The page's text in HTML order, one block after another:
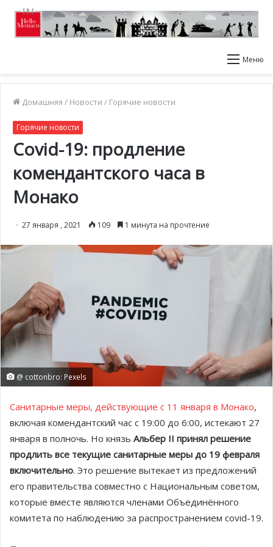
Меню
Домашняя / Новости / Горячие новости
Горячие новости
Covid-19: продление
комендантского часа в
Монако
27 января , 2021 109 1 минута на прочтение
@ cottonbro: Pexels
Санитарные меры, действующие с 11 января в Монако,
включая комендантский час с 19:00 до 6:00, истекают 27
января в полночь. Но князь Альбер II принял решение
продлить все текущие санитарные меры до 19 февраля
включительно. Это решение вытекает из предложений
его правительства совместно с Национальным советом,
которые вместе являются членами Объединённого
комитета по наблюдению за распространением сovid-19.